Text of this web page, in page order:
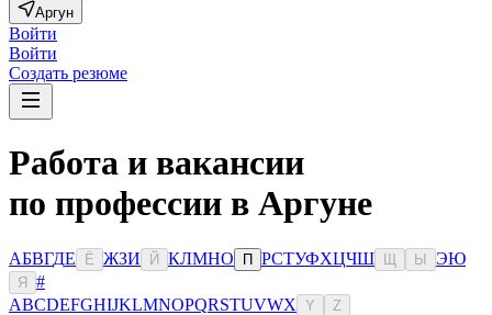
Аргун
Войти
Войти
Создать резюме
Работа и вакансии
по профессии в Аргуне
АБВГДЕ Ё ЖЗИ Й КЛМНО П РСТУФХЦЧШ Ы ЭЮ
Я
#
ABCDEFGHIJKLMNOPQRSTUVWX Y Z